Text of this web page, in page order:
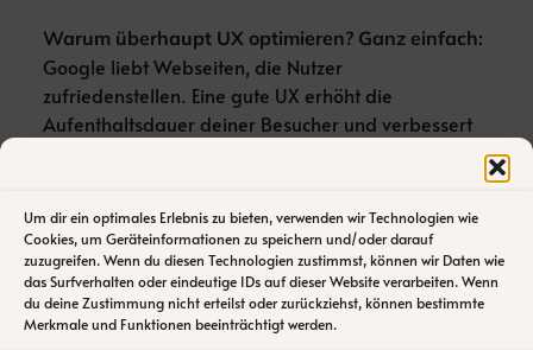
Um dir ein optimales Erlebnis zu bieten, verwenden wir Technologien wie
Cookies, um Geräteinformationen zu speichern und/oder darauf
zuzugreifen. Wenn du diesen Technologien zustimmst, können wir Daten wie
das Surfverhalten oder eindeutige IDs auf dieser Website verarbeiten. Wenn
du deine Zustimmung nicht erteilst oder zurückziehst, können bestimmte
Merkmale und Funktionen beeinträchtigt werden.
Warum überhaupt UX optimieren? Ganz einfach:
Google liebt Webseiten, die Nutzer
zufriedenstellen. Eine gute UX erhöht die
Aufenthaltsdauer deiner Besucher und verbessert
messbar deine Platzierung in den Suchergebnissen.
Besuch einer Website? Genau – schnell genau das
zu finden, was sie suchen, am besten möglichst
persönlich und relevant aufbereitet.